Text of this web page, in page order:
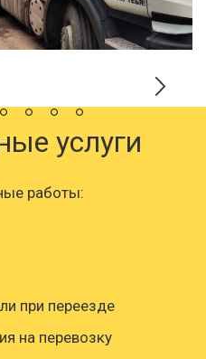
услуги
работы:
при переезде
на перевозку